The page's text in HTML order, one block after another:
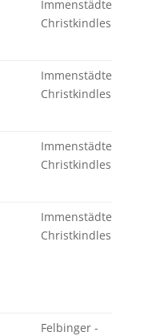
Immenstädter
Christkindlesmarkt
Immenstädter
Christkindlesmarkt
Immenstädter
Christkindlesmarkt
Immenstädter
Christkindlesmarkt
Felbinger -